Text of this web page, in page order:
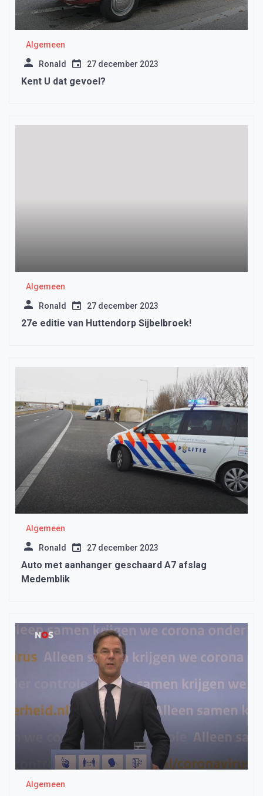
Algemeen
Ronald 27 december 2023
Kent U dat gevoel?
Algemeen
Ronald 27 december 2023
27e editie van Huttendorp Sijbelbroek!
Algemeen
Ronald 27 december 2023
Auto met aanhanger geschaard A7 afslag
Medemblik
Algemeen